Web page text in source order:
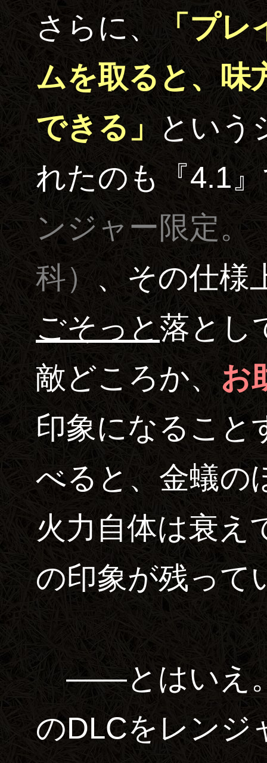
さらに、
「プレ
ムを取ると、味
できる」という
れたのも『4.1
ンジャー限定。
科） 、その仕様
ごそっと落とし
敵どころか、お
印象になること
べると、金蟻の
火力自体は衰え
の印象が残っ
――とはいえ。
のDLCをレンジ